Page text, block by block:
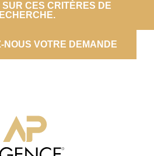
CES CRITÈRES DE
NOUS VOTRE DEMANDE